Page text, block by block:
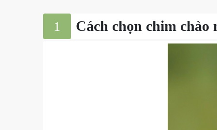
1 Cách chọn chim chào